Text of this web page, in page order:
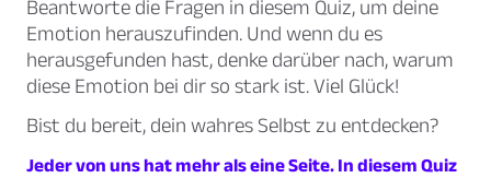
Beantworte die Fragen in diesem Quiz, um deine
Emotion herauszufinden. Und wenn du es
herausgefunden hast, denke darüber nach, warum
diese Emotion bei dir so stark ist. Viel Glück!
Bist du bereit, dein wahres Selbst zu entdecken?
Jeder von uns hat mehr als eine Seite. In diesem Quiz